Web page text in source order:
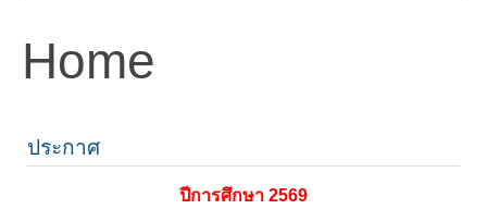
Home
ประกาศ
ปีการศึกษา 2569